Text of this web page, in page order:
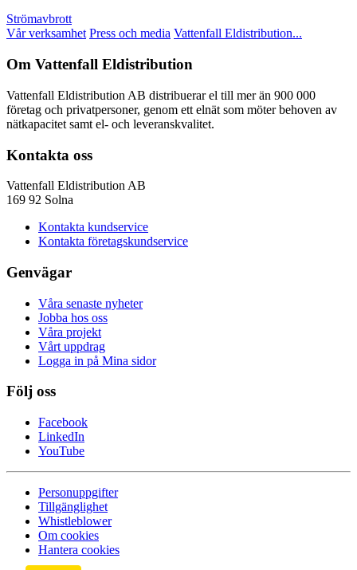
Strömavbrott
Vår verksamhet Press och media Vattenfall Eldistribution...
Om Vattenfall Eldistribution
Vattenfall Eldistribution AB distribuerar el till mer än 900 000
företag och privatpersoner, genom ett elnät som möter behoven av
nätkapacitet samt el- och leveranskvalitet.
Kontakta oss
Vattenfall Eldistribution AB
169 92 Solna
Kontakta kundservice
Kontakta företagskundservice
Genvägar
Våra senaste nyheter
Jobba hos oss
Våra projekt
Vårt uppdrag
Logga in på Mina sidor
Följ oss
Facebook
LinkedIn
YouTube
Personuppgifter
Tillgänglighet
Whistleblower
Om cookies
Hantera cookies